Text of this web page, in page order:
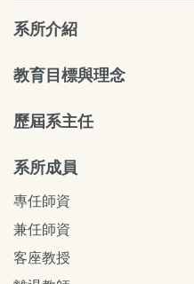
系所介紹
教育目標與理念
歷屆系主任
系所成員
專任師資
兼任師資
客座教授